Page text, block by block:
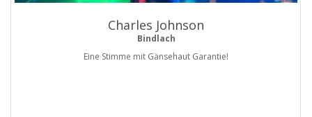
Charles Johnson
Bindlach
Eine Stimme mit Gänsehaut Garantie!